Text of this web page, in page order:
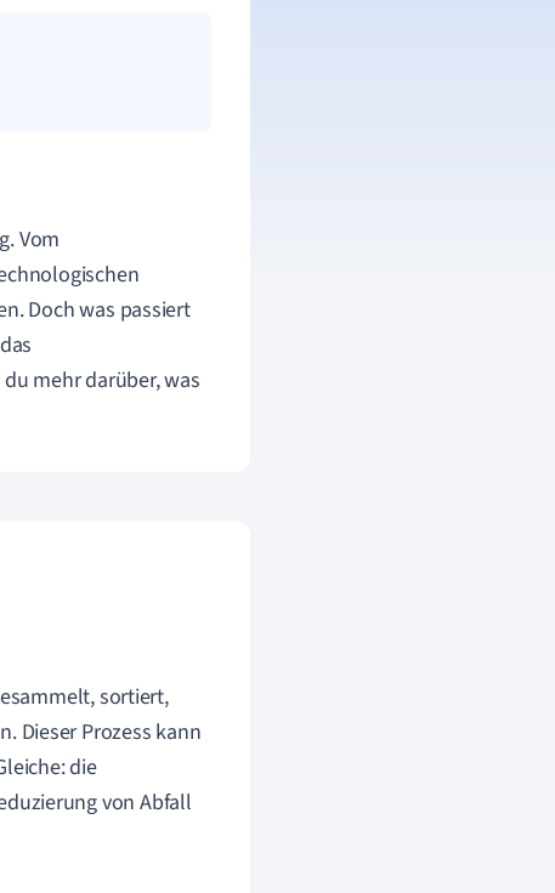
Vom
Doch was passiert
mehr darüber, was
sortiert,
Dieser Prozess kann
die
von Abfall